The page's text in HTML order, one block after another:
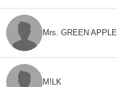
Mrs. GREEN APPLE
M!LK